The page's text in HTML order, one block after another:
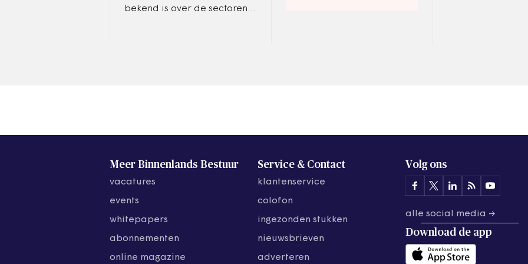
bekend is over de sectoren
Meer Binnenlands Bestuur
vacatures
events
whitepapers
abonnementen
online magazine
Service & Contact
klantenservice
colofon
ingezonden stukken
nieuwsbrieven
adverteren
Volg ons
alle social media →
Download de app